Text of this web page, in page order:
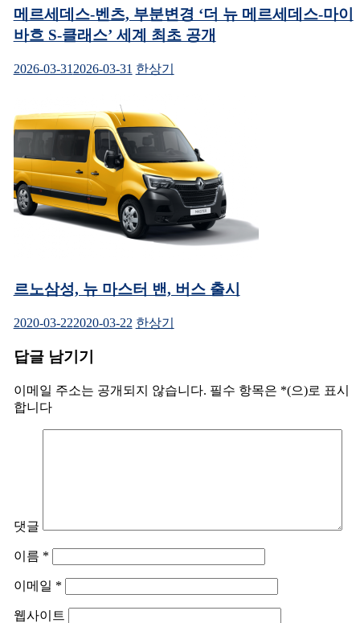
메르세데스-벤츠, 부분변경 ‘더 뉴 메르세데스-마이
바흐 S-클래스’ 세계 최초 공개
2026-03-31 2026-03-31 한상기
르노삼성, 뉴 마스터 밴, 버스 출시
2020-03-222020-03-22 한상기
답글 남기기
이메일 주소는 공개되지 않습니다. 필수 항목은 *(으)로 표시
합니다
댓글
이름 *
이메일 *
웹사이트